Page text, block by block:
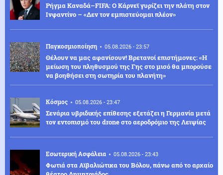
Ρήγμα Καναδά–FIFA: Ο Κάρνεϊ γυρίζει την πλάτη στον
Ινφαντίνο – «Δεν τον εμπιστεύομαι πλέον»
Παγκοσμιοποίηση 05.08.2026 - 23:57
Θέλουν να μας αφανίσουν! Βρετανοί επιστήμονες: «Η
μείωση του πληθυσμού της Γης στο μισό θα μπορούσε
να βοηθήσει στη σωτηρία του πλανήτη»
Κόσμος 05.08.2026 - 23:47
Σενάρια υβριδικής επίθεσης εξετάζει η Γερμανία μετά
τον εντοπισμό του drone στο αεροδρόμιο της Λειψίας
Εσωτερική Ασφάλεια 05.08.2026 - 23:43
Φωτιά στα Αϊβαλιώτικα του Βόλου, πάνω από το αρχαίο